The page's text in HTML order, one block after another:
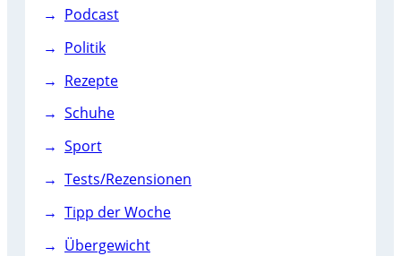
Podcast
Politik
Rezepte
Schuhe
Sport
Tests/Rezensionen
Tipp der Woche
Übergewicht